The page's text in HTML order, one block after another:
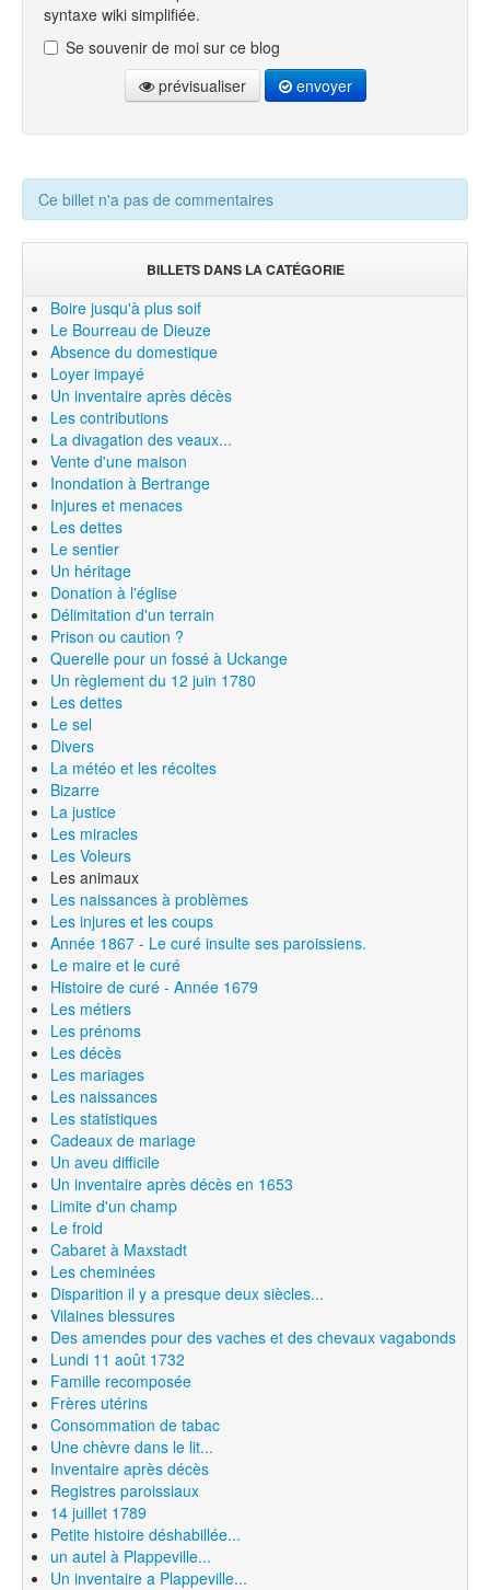
syntaxe wiki simplifiée.
Se souvenir de moi sur ce blog
prévisualiser
envoyer
Ce billet n'a pas de commentaires
BILLETS DANS LA CATÉGORIE
Boire jusqu'à plus soif
Le Bourreau de Dieuze
Absence du domestique
Loyer impayé
Un inventaire après décès
Les contributions
La divagation des veaux...
Vente d'une maison
Inondation à Bertrange
Injures et menaces
Les dettes
Le sentier
Un héritage
Donation à l'église
Délimitation d'un terrain
Prison ou caution ?
Querelle pour un fossé à Uckange
Un règlement du 12 juin 1780
Les dettes
Le sel
Divers
La météo et les récoltes
Bizarre
La justice
Les miracles
Les Voleurs
Les animaux
Les naissances à problèmes
Les injures et les coups
Année 1867 - Le curé insulte ses paroissiens.
Le maire et le curé
Histoire de curé - Année 1679
Les métiers
Les prénoms
Les décès
Les mariages
Les naissances
Les statistiques
Cadeaux de mariage
Un aveu difficile
Un inventaire après décès en 1653
Limite d'un champ
Le froid
Cabaret à Maxstadt
Les cheminées
Disparition il y a presque deux siècles...
Vilaines blessures
Des amendes pour des vaches et des chevaux vagabonds
Lundi 11 août 1732
Famille recomposée
Frères utérins
Consommation de tabac
Une chèvre dans le lit...
Inventaire après décès
Registres paroissiaux
14 juillet 1789
Petite histoire déshabillée...
un autel à Plappeville...
Un inventaire a Plappeville...